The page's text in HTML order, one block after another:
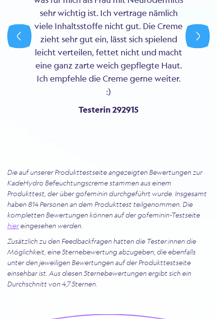
sehr wichtig ist. Ich vertrage nämlich
viele Inhaltsstoffe nicht gut. Die Creme
zieht sehr gut ein, lässt sich spielend
leicht verteilen, fettet nicht und macht
eine ganz zarte weich gepflegte Haut.
Ich empfehle die Creme gerne weiter.
:)
Testerin 292915
Die auf unserer Produkttestseite angezeigten Bewertungen zur
KadeHydro Befeuchtungscreme stammen aus einem
Produkttest, der über gofeminin durchgeführt wurde. Insgesamt
haben 814 Personen an dem Produkttest teilgenommen. Die
kompletten Bewertungen können auf der gofeminin-Testseite
hiereingesehen werden.
Zusätzlich zu den Feedbackfragen hatten die Tester:innen die
Möglichkeit, eine Sternebewertung abzugeben, die ebenfalls
unter den jeweiligen Bewertungen auf der Produkttestseite
einsehbar ist. Aus diesen Sternebewertungen ergibt sich ein
Durchschnitt von 4,7 Sternen.